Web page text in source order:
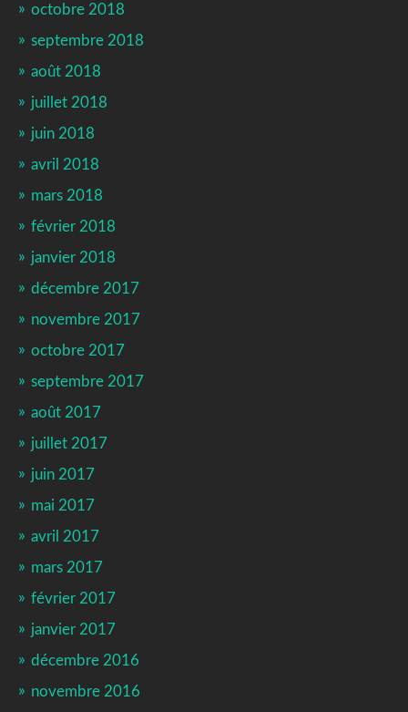
octobre 2018
septembre 2018
août 2018
juillet 2018
juin 2018
avril 2018
mars 2018
février 2018
janvier 2018
décembre 2017
novembre 2017
octobre 2017
septembre 2017
août 2017
juillet 2017
juin 2017
mai 2017
avril 2017
mars 2017
février 2017
janvier 2017
décembre 2016
novembre 2016